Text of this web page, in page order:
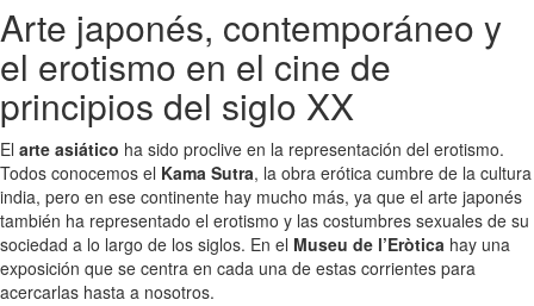
Arte japonés, contemporáneo y
el erotismo en el cine de
principios del siglo XX
El arte asiático ha sido proclive en la representación del erotismo.
Todos conocemos el Kama Sutra, la obra erótica cumbre de la cultura
india, pero en ese continente hay mucho más, ya que el arte japonés
también ha representado el erotismo y las costumbres sexuales de su
sociedad a lo largo de los siglos. En el Museu de l’Eròtica hay una
exposición que se centra en cada una de estas corrientes para
acercarlas hasta a nosotros.